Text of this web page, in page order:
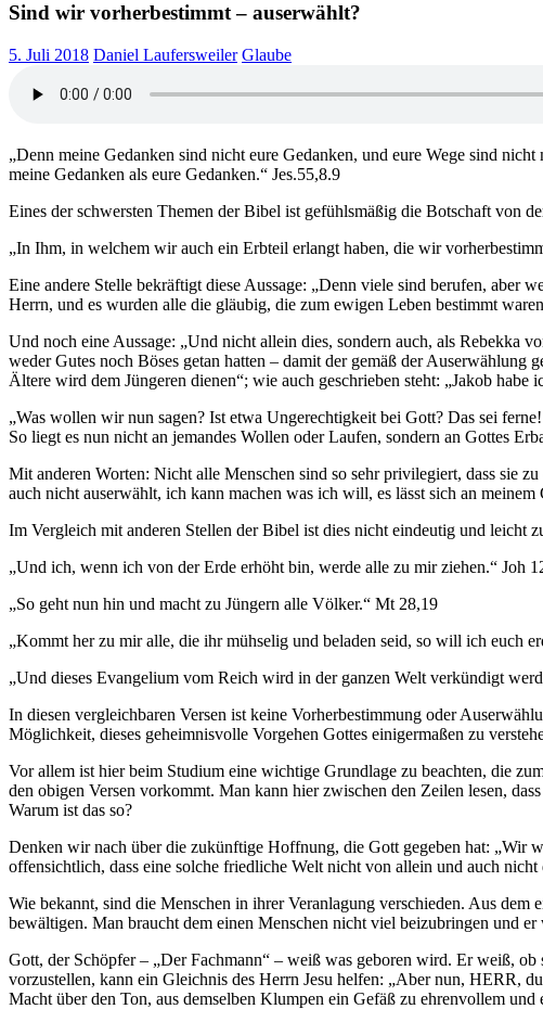
Sind wir vorherbestimmt – auserwählt?
5. Juli 2018 Daniel Laufersweiler Glaube
„Denn meine Gedanken sind nicht eure Gedanken, und eure Wege sind
meine Gedanken als eure Gedanken.“ Jes.55,8.9
Eines der schwersten Themen der Bibel ist gefühlsmäßig die Botschaft von
„In Ihm, in welchem wir auch ein Erbteil erlangt haben, die wir
Eine andere Stelle bekräftigt diese Aussage: „Denn viele sind berufen, aber
Herrn, und es wurden alle die gläubig, die zum ewigen Leben bestimmt
Und noch eine Aussage: „Und nicht allein dies, sondern auch, als Rebekka
weder Gutes noch Böses getan hatten – damit der gemäß der Auserwählung
Ältere wird dem Jüngeren dienen“; wie auch geschrieben steht: „Jakob habe
„Was wollen wir nun sagen? Ist etwa Ungerechtigkeit bei Gott? Das sei
So liegt es nun nicht an jemandes Wollen oder Laufen, sondern an Gottes
Mit anderen Worten: Nicht alle Menschen sind so sehr privilegiert, dass sie
auch nicht auserwählt, ich kann machen was ich will, es lässt sich an
Im Vergleich mit anderen Stellen der Bibel ist dies nicht eindeutig und leicht
„Und ich, wenn ich von der Erde erhöht bin, werde alle zu mir ziehen.“ Joh
„So geht nun hin und macht zu Jüngern alle Völker.“ Mt 28,19
„Kommt her zu mir alle, die ihr mühselig und beladen seid, so will ich euch
„Und dieses Evangelium vom Reich wird in der ganzen Welt verkündigt
In diesen vergleichbaren Versen ist keine Vorherbestimmung oder
Möglichkeit, dieses geheimnisvolle Vorgehen Gottes einigermaßen zu
Vor allem ist hier beim Studium eine wichtige Grundlage zu beachten, die
den obigen Versen vorkommt. Man kann hier zwischen den Zeilen lesen,
Warum ist das so?
Denken wir nach über die zukünftige Hoffnung, die Gott gegeben hat: „Wir
offensichtlich, dass eine solche friedliche Welt nicht von allein und auch
Wie bekannt, sind die Menschen in ihrer Veranlagung verschieden. Aus
bewältigen. Man braucht dem einen Menschen nicht viel beizubringen und
Gott, der Schöpfer – „Der Fachmann“ – weiß was geboren wird. Er weiß, ob
vorzustellen, kann ein Gleichnis des Herrn Jesu helfen: „Aber nun, HERR,
Macht über den Ton, aus demselben Klumpen ein Gefäß zu ehrenvollem